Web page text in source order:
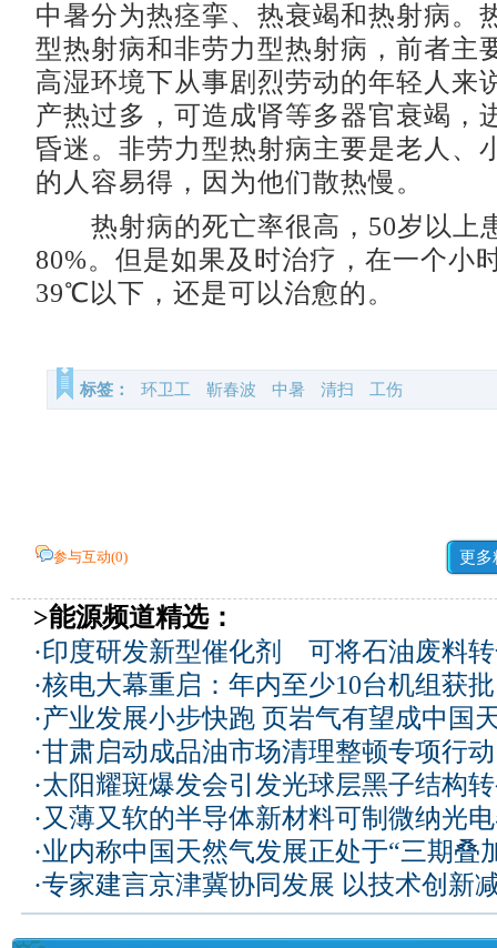
中暑分为热痉挛、热衰竭和热射病。
型热射病和非劳力型热射病，前者主
高湿环境下从事剧烈劳动的年轻人来
产热过多，可造成肾等多器官衰竭，
昏迷。非劳力型热射病主要是老人、
的人容易得，因为他们散热慢。
热射病的死亡率很高，50岁以上
80%。但是如果及时治疗，在一个小
39℃以下，还是可以治愈的。
标签： 环卫工 靳春波 中暑 清扫 工伤
参与互动(0) 更多
>能源频道精选：
·印度研发新型催化剂 可将石油废料
·核电大幕重启：年内至少10台机组获
·产业发展小步快跑 页岩气有望成中国
·甘肃启动成品油市场清理整顿专项行
·太阳耀斑爆发会引发光球层黑子结构
·又薄又软的半导体新材料可制微纳光
·业内称中国天然气发展正处于“三期叠
·专家建言京津冀协同发展 以技术创新